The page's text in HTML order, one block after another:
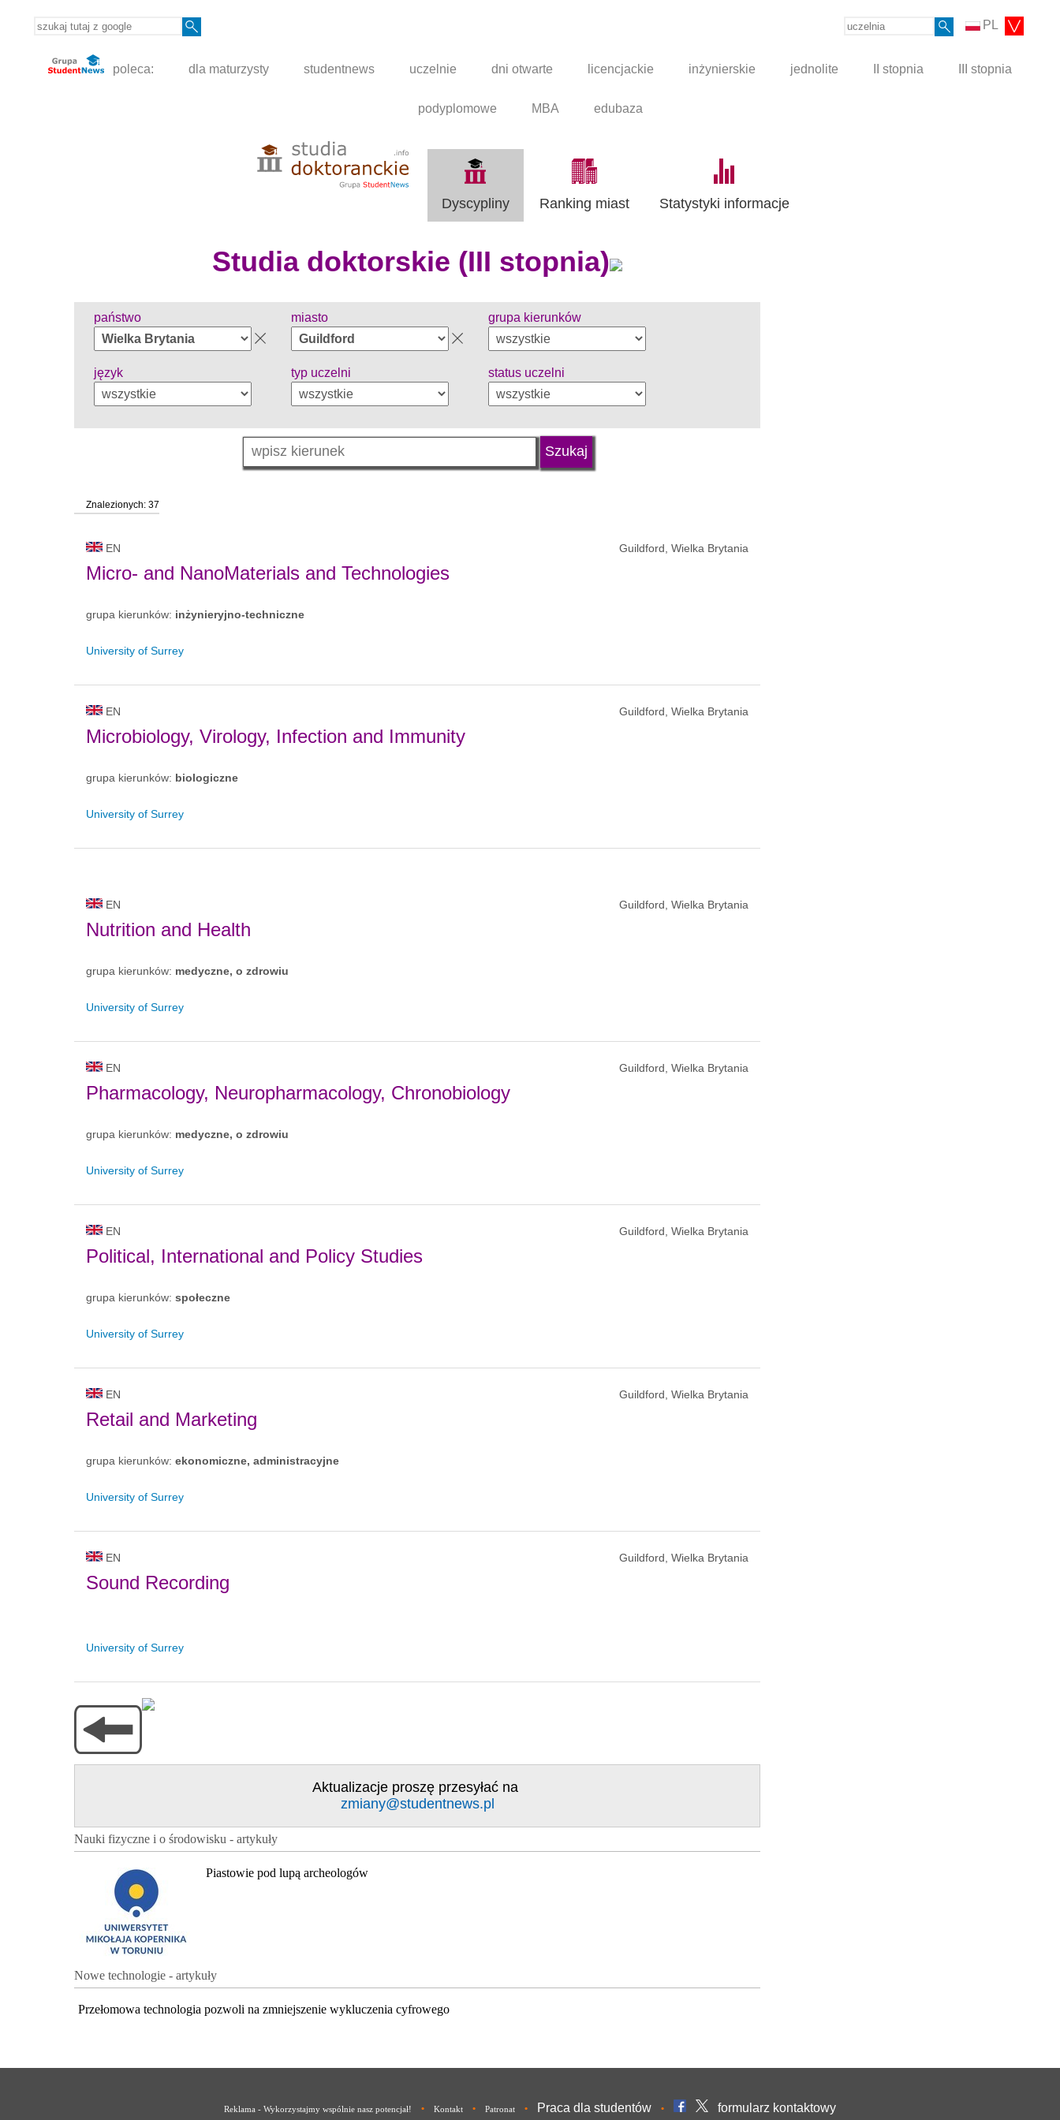
PL
poleca: dla maturzysty studentnews uczelnie dni otwarte licencjackie inżynierskie jednolite II stopnia III stopnia
podyplomowe MBA edubaza
Dyscypliny Ranking miast Statystyki informacje
Studia doktorskie (III stopnia)
państwo miasto grupa kierunków
język typ uczelni status uczelni
Znalezionych: 37
EN Guildford, Wielka Brytania
Micro- and NanoMaterials and Technologies
grupa kierunków: inżynieryjno-techniczne
University of Surrey
EN Guildford, Wielka Brytania
Microbiology, Virology, Infection and Immunity
grupa kierunków: biologiczne
University of Surrey
EN Guildford, Wielka Brytania
Nutrition and Health
grupa kierunków: medyczne, o zdrowiu
University of Surrey
EN Guildford, Wielka Brytania
Pharmacology, Neuropharmacology, Chronobiology
grupa kierunków: medyczne, o zdrowiu
University of Surrey
EN Guildford, Wielka Brytania
Political, International and Policy Studies
grupa kierunków: społeczne
University of Surrey
EN Guildford, Wielka Brytania
Retail and Marketing
grupa kierunków: ekonomiczne, administracyjne
University of Surrey
EN Guildford, Wielka Brytania
Sound Recording
University of Surrey
Aktualizacje proszę przesyłać na
zmiany@studentnews.pl
Nauki fizyczne i o środowisku - artykuły
Piastowie pod lupą archeologów
Nowe technologie - artykuły
Przełomowa technologia pozwoli na zmniejszenie wykluczenia cyfrowego
Reklama - Wykorzystajmy wspólnie nasz potencjał! • Kontakt • Patronat • Praca dla studentów • formularz kontaktowy